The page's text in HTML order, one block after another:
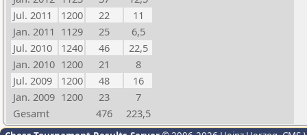
Jul. 2011
1200 22
11
Jan. 2011 1129 25
6,5
Jul. 2010
1240 46
22,5
Jan. 2010 1200 21
8
Jul. 2009
1200 48
16
Jan. 2009 1200 23
7
Gesamt
476 223,5